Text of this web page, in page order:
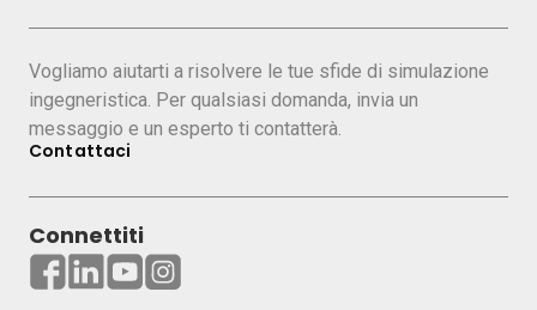
Vogliamo aiutarti a risolvere le tue sfide di simulazione
ingegneristica. Per qualsiasi domanda, invia un
messaggio e un esperto ti contatterà.
Contattaci
Connettiti